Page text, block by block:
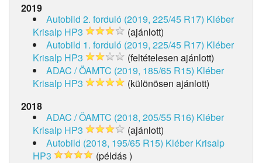
2019
Autobild 2. forduló (2019, 225/45 R17) Kléber
Krisalp HP3
(ajánlott)
Autobild 1. forduló (2019, 225/45 R17) Kléber
Krisalp HP3
(feltételesen ajánlott)
ADAC / ÖAMTC (2019, 185/65 R15) Kléber
Krisalp HP3
(különösen ajánlott)
2018
ADAC / ÖAMTC (2018, 205/55 R16) Kléber
Krisalp HP3
(ajánlott)
Autobild (2018, 195/65 R15) Kléber Krisalp
HP3
(példás )